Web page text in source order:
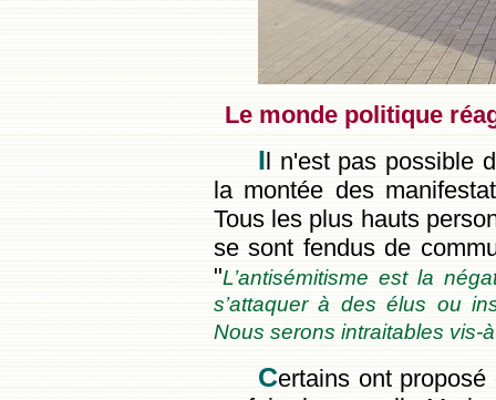
Le monde politique
I l n'est pas possible
la montée des
Tous les plus hauts
se sont fendus de
"L’antisémitisme est la
s’attaquer à des élus ou
Nous serons intraitables vis-
Certains ont